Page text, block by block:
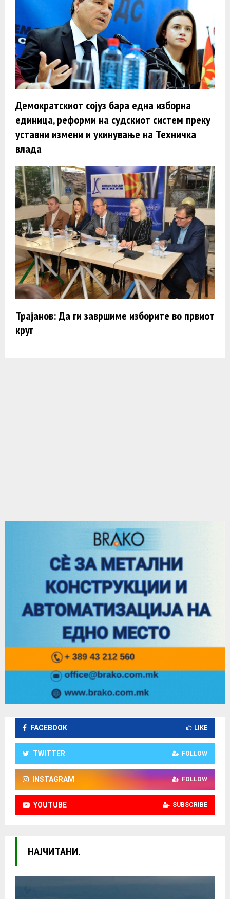
Демократскиот сојуз бара една изборна
единица, реформи на судскиот систем преку
уставни измени и укинување на Техничка
влада
Трајанов: Да ги завршиме изборите во првиот
круг
FACEBOOK LIKE
TWITTER FOLLOW
INSTAGRAM FOLLOW
YOUTUBE SUBSCRIBE
НАЈЧИТАНИ.